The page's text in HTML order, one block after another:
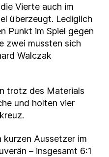
Vierte auch im
überzeugt. Lediglich
Punkt im Spiel gegen
zwei mussten sich
Walczak
trotz des Materials
und holten vier
kurzen Aussetzer im
– insgesamt 6:1